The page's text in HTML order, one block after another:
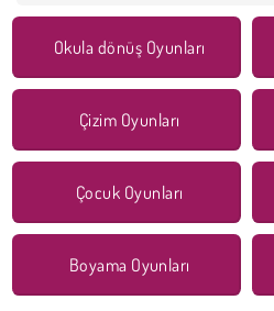
Okula dönüş Oyunları
Çizim Oyunları
Çocuk Oyunları
Boyama Oyunları